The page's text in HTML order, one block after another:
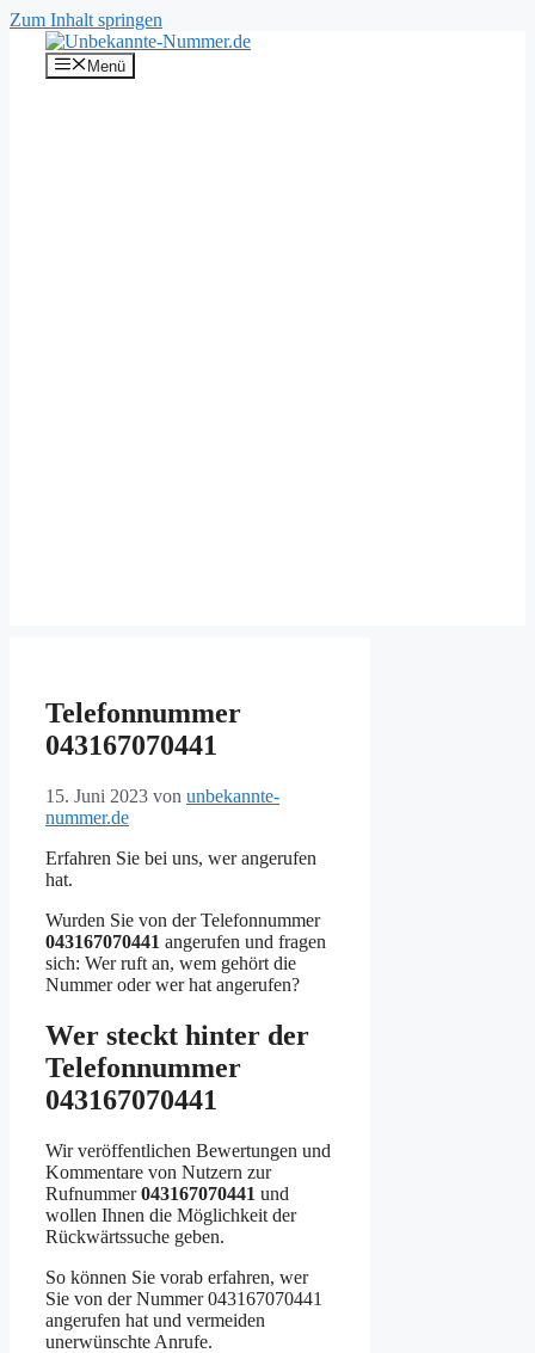
Zum Inhalt springen
Menü
Telefonnummer
043167070441
15. Juni 2023 von unbekannte-
nummer.de
Erfahren Sie bei uns, wer angerufen
hat.
Wurden Sie von der Telefonnummer
043167070441 angerufen und fragen
sich: Wer ruft an, wem gehört die
Nummer oder wer hat angerufen?
Wer steckt hinter der
Telefonnummer
043167070441
Wir veröffentlichen Bewertungen und
Kommentare von Nutzern zur
Rufnummer043167070441 und
wollen Ihnen die Möglichkeit der
Rückwärtssuche geben.
So können Sie vorab erfahren, wer
Sie von der Nummer 043167070441
angerufen hat und vermeiden
unerwünschte Anrufe.